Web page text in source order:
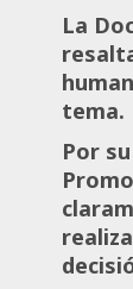
La
tema.
Por